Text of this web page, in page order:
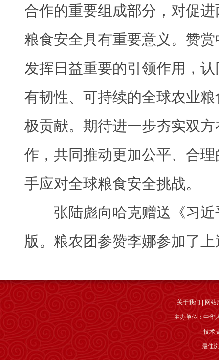
合作的重要组成部分，对促
粮食安全具有重要意义。赞
发挥日益重要的引领作用，
有韧性、可持续的全球农业
极贡献。期待进一步夯实双
作，共同推动更加公平、合
手应对全球粮食安全挑战。
张陆彪向哈克赠送《习
版。 粮农团参赞李娜参加了
关于我们 | 网站
主办单位：中华
技术
最佳